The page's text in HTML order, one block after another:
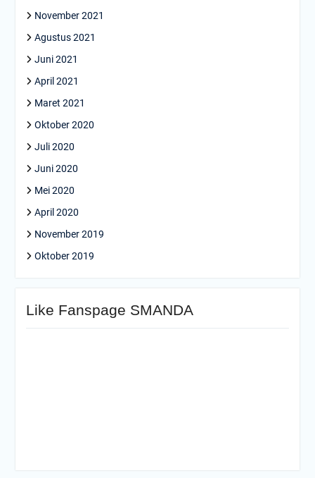
November 2021
Agustus 2021
Juni 2021
April 2021
Maret 2021
Oktober 2020
Juli 2020
Juni 2020
Mei 2020
April 2020
November 2019
Oktober 2019
Like Fanspage SMANDA